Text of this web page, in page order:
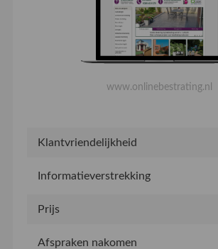
www.onlinebestrating.nl
Klantvriendelijkheid
Informatieverstrekking
Prijs
Afspraken nakomen